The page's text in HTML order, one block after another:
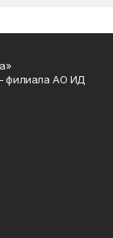
филиала АО ИД